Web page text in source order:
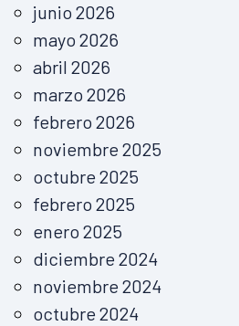
junio 2026
mayo 2026
abril 2026
marzo 2026
febrero 2026
noviembre 2025
octubre 2025
febrero 2025
enero 2025
diciembre 2024
noviembre 2024
octubre 2024